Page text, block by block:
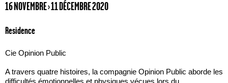
16 NOVEMBRE › 11 DÉCEMBRE 2020
Residence
Cie Opinion Public
A travers quatre histoires, la compagnie Opinion Public aborde les
difficultés émotionnelles et physiques vécues lors du